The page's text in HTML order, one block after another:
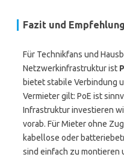
Fazit und
Für Technikfans und
Netzwerkinfrastruktur ist
bietet stabile Verbindung
Vermieter gilt: PoE ist
Infrastruktur investieren
vorab. Für Mieter ohne
kabellose oder
sind einfach zu montieren